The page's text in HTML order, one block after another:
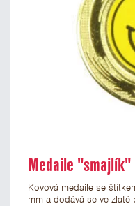
Medaile
Kovová medaile se
mm a dodává se ve zlaté